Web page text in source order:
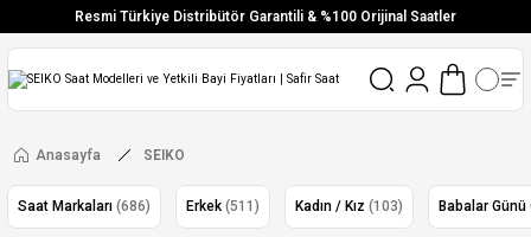
Resmi Türkiye Distribütör Garantili & %100 Orijinal Saatler
Vade Farksız 6 Taksit
Aynı Gün Stoktan Gönderim
Ücretsiz Kargo
Anasayfa SEIKO
Saat Markaları (686) Erkek (511) Kadın / Kız (103) Babalar